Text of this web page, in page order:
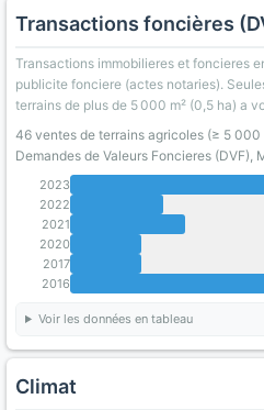
Transactions foncières
Transactions immobilieres et foncieres
publicite fonciere (actes notaries).
terrains de plus de 5 000 m² (0,5 ha) a
46 ventes de terrains agricoles (≥ 5 000
Demandes de Valeurs Foncieres (DVF),
2023
2022
2021
2020
2017
2016
Voir les données en tableau
Climat